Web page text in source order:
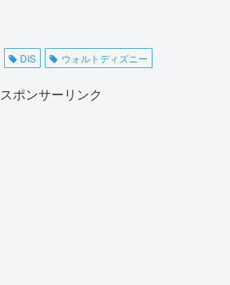
DIS ウォルトディズニー
スポンサーリンク